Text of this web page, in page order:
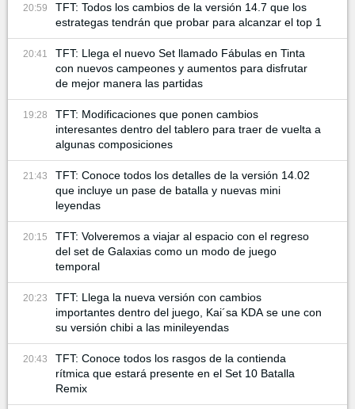
20:59
TFT: Todos los cambios de la versión 14.7 que los
estrategas tendrán que probar para alcanzar el top 1
20:41
TFT: Llega el nuevo Set llamado Fábulas en Tinta
con nuevos campeones y aumentos para disfrutar
de mejor manera las partidas
19:28
TFT: Modificaciones que ponen cambios
interesantes dentro del tablero para traer de vuelta a
algunas composiciones
21:43
TFT: Conoce todos los detalles de la versión 14.02
que incluye un pase de batalla y nuevas mini
leyendas
20:15
TFT: Volveremos a viajar al espacio con el regreso
del set de Galaxias como un modo de juego
temporal
20:23
TFT: Llega la nueva versión con cambios
importantes dentro del juego, Kai´sa KDA se une con
su versión chibi a las minileyendas
20:43
TFT: Conoce todos los rasgos de la contienda
rítmica que estará presente en el Set 10 Batalla
Remix